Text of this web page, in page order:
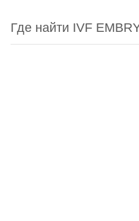
Где найти IVF